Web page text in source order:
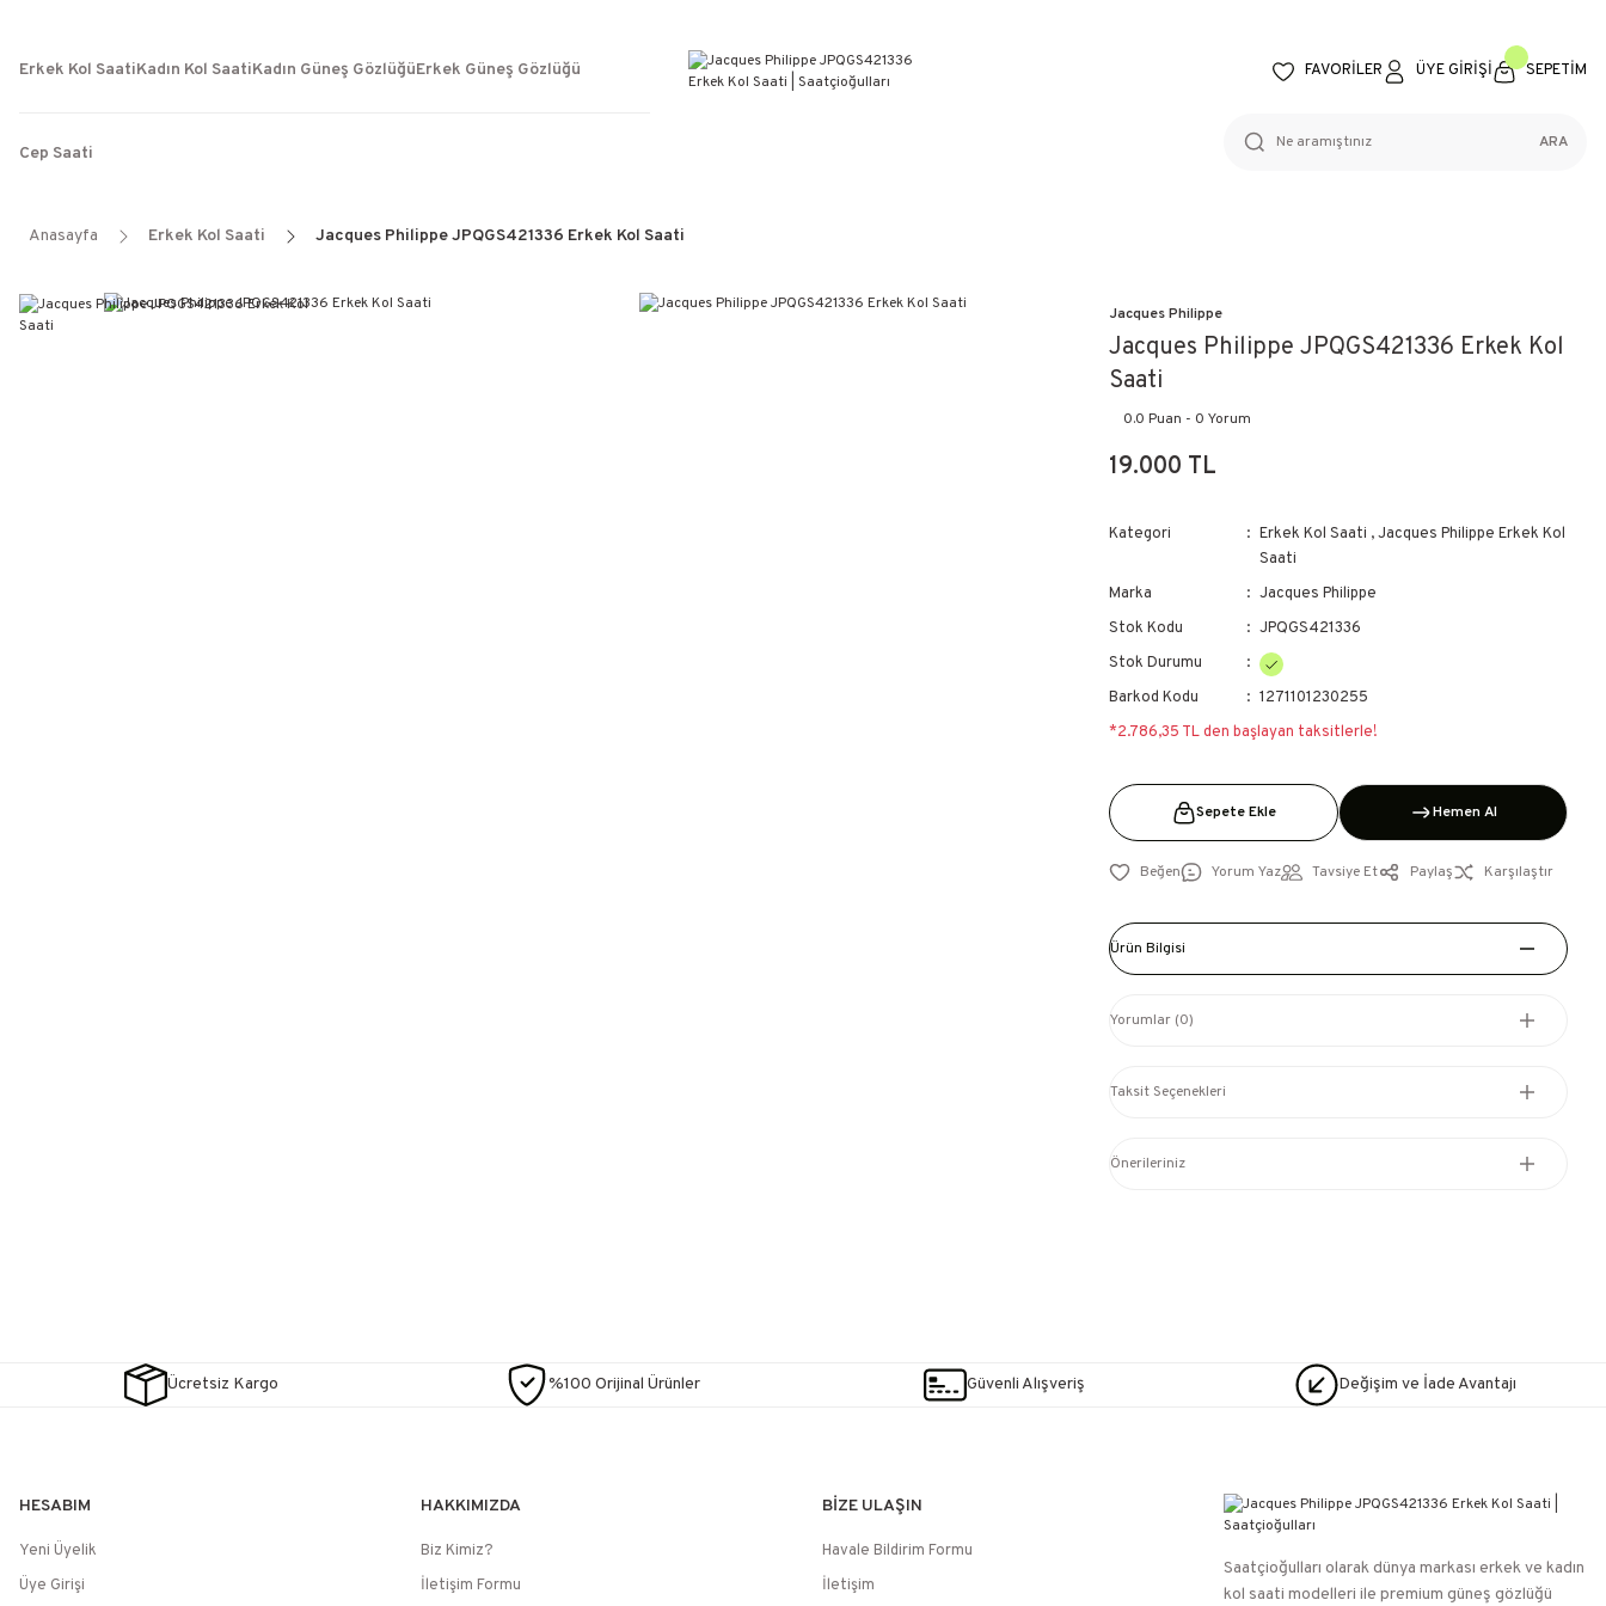
WEB SİTESİNE ÖZEL FİYATLAR
KAÇIRILMAYACAK FIRSATLAR
Erkek Kol SaatiKadın Kol SaatiKadın Güneş GözlüğüErkek Güneş Gözlüğü
Cep Saati
FAVORİLER ÜYE GİRİŞİ SEPETİM
ARA
Anasayfa Erkek Kol Saati Jacques Philippe JPQGS421336 Erkek Kol Saati
Jacques Philippe
Jacques Philippe JPQGS421336 Erkek Kol
Saati
0.0 Puan - 0 Yorum
19.000 TL
Kategori Erkek Kol Saati ,Jacques Philippe Erkek Kol
Saati
Marka
Jacques Philippe
Stok Kodu
JPQGS421336
Stok Durumu
Barkod Kodu
1271101230255
*2.786,35 TL den başlayan taksitlerle!
Sepete Ekle Hemen Al
Yorum Yaz Tavsiye Et Paylaş Karşılaştır
Ürün Bilgisi
Yorumlar (0)
Taksit Seçenekleri
Önerileriniz
Ücretsiz Kargo %100 Orijinal Ürünler Güvenli Alışveriş Değişim ve İade Avantajı
HESABIM
Yeni Üyelik
Üye Girişi
HAKKIMIZDA
Biz Kimiz?
İletişim Formu
BİZE ULAŞIN
Havale Bildirim Formu
İletişim
Saatçioğulları⁠ olarak dünya markası erkek ve kadın
kol saati modelleri ile premium güneş gözlüğü